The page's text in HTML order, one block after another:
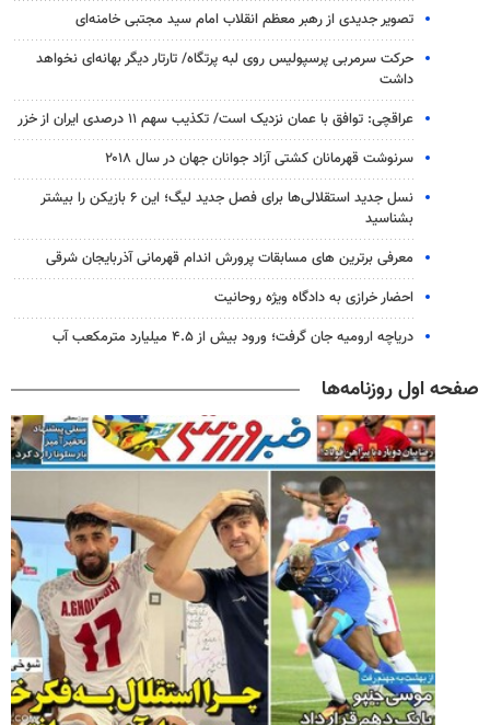
تصویر جدیدی از رهبر معظم انقلاب امام سید مجتبی خامنه‌ای
حرکت سرمربی پرسپولیس روی لبه پرتگاه/ تارتار دیگر بهانه‌ای نخواهد
داشت
عراقچی: توافق با عمان نزدیک است/ تکذیب سهم ۱۱ درصدی ایران از خزر
سرنوشت قهرمانان کشتی آزاد جوانان جهان در سال ۲۰۱۸
نسل جدید استقلالی‌ها برای فصل جدید لیگ؛ این ۶ بازیکن را بیشتر
بشناسید
معرفی برترین های مسابقات پرورش اندام قهرمانی آذربایجان شرقی
احضار خرازی به دادگاه ویژه روحانیت
دریاچه ارومیه جان گرفت؛ ورود بیش از ۴.۵ میلیارد مترمکعب آب
صفحه اول روزنامه‌ها